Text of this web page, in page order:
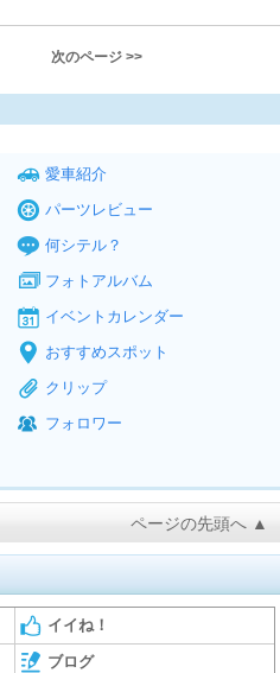
次のページ >>
愛車紹介
パーツレビュー
何シテル？
フォトアルバム
イベントカレンダー
おすすめスポット
クリップ
フォロワー
ページの先頭へ ▲
イイね！
ブログ